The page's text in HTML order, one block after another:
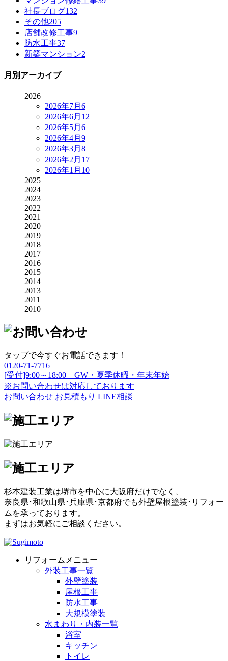
社長ブログ132
その他205
店舗改修工事9
防水工事37
新築マンション2
月別アーカイブ
2026
2026年7月 6
2026年6月 12
2026年5月 6
2026年4月 9
2026年3月 8
2026年2月 17
2026年1月 10
2025
2024
2023
2022
2021
2020
2019
2018
2017
2016
2015
2014
2013
2011
2010
タップで今すぐお電話できます！
0120-71-7716
[受付]9:00～18:00 GW・夏季休暇・年末年始
※お問い合わせは対応しております
お問い合わせ お見積もり LINE相談
杉本建装工業は堺市を中心に大阪府だけでなく、
奈良県･和歌山県･兵庫県･京都府でも外壁屋根塗装･リフォー
ムを承っております。
まずはお気軽にご相談ください。
リフォームメニュー
外装工事一覧
外壁塗装
屋根工事
防水工事
大規模塗装
水まわり・内装一覧
浴室
キッチン
トイレ